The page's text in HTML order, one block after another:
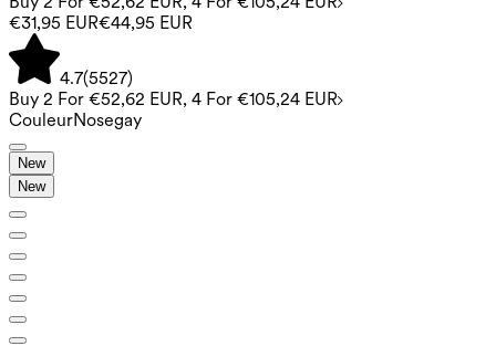
€31,95 EUR€44,95 EUR
4.7(5527)
Buy 2 For €52,62 EUR, 4 For €105,24 EUR
CouleurNosegay
New
New